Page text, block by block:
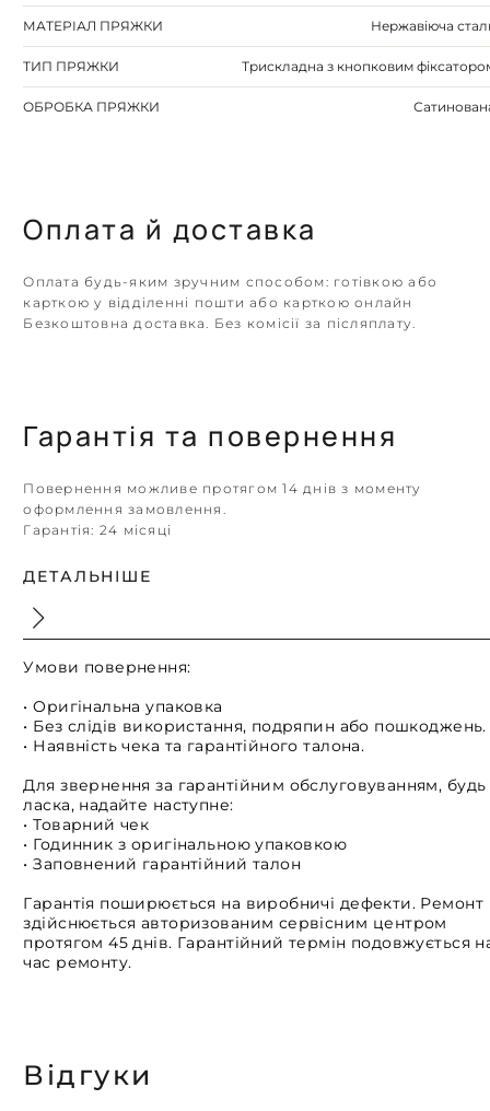
МАТЕРІАЛ ПРЯЖКИ Нержавіюча
ТИП ПРЯЖКИ Трискладна з кнопковим
ОБРОБКА ПРЯЖКИ
Оплата й доставка
Оплата будь-яким зручним способом: готівкою або
карткою у відділенні пошти або карткою онлайн
Безкоштовна доставка. Без комісії за післяплату.
Гарантія та повернення
Повернення можливе протягом 14 днів з моменту
оформлення замовлення.
Гарантія: 24 місяці
ДЕТАЛЬНІШЕ
Умови повернення:
• Оригінальна упаковка
• Без слідів використання, подряпин або пошкоджень.
• Наявність чека та гарантійного талона.
Для звернення за гарантійним обслуговуванням, будь
ласка, надайте наступне:
• Товарний чек
• Годинник з оригінальною упаковкою
• Заповнений гарантійний талон
Гарантія поширюється на виробничі дефекти. Ремонт
здійснюється авторизованим сервісним центром
протягом 45 днів. Гарантійний термін подовжується
час ремонту.
Відгуки